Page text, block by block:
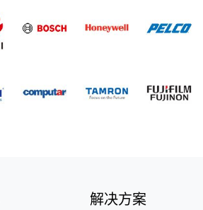
解决方案